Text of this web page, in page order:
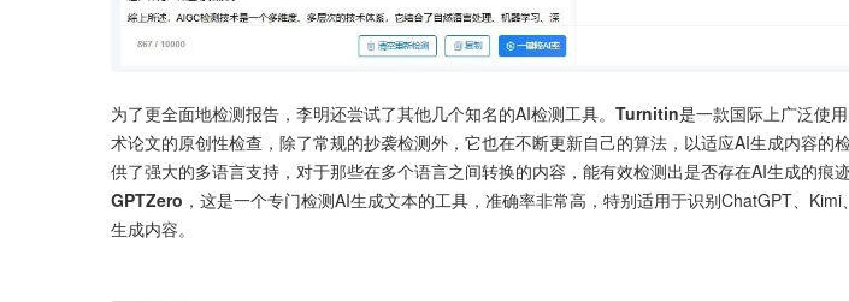
为了更全面地检测报告，李明还尝试了其他几个知名的AI检测工具。 Turnitin是一款国际上广泛使
术论文的原创性检查，除了常规的抄袭检测外，它也在不断更新自己的算法，以适应AI生成内容的检
供了强大的多语言支持，对于那些在多个语言之间转换的内容，能有效检测出是否存在AI生成的痕
GPTZero ，这是一个专门检测AI生成文本的工具，准确率非常高，特别适用于识别ChatGPT、
生成内容。